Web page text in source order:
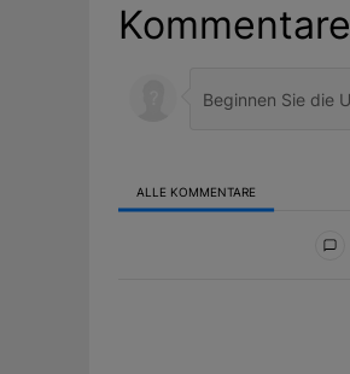
Kommentare
ALLE KOMMENTARE